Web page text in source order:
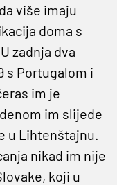
više imaju
doma s
zadnja dva
s Portugalom i
im je
im slijede
u Lihtenštajnu.
nikad im nije
koji u